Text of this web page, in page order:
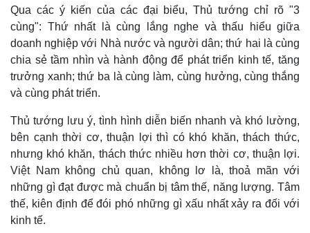
Qua các ý kiến của các đại biểu, Thủ tướng chỉ rõ "3
cùng": Thứ nhất là cùng lắng nghe và thấu hiểu giữa
doanh nghiệp với Nhà nước và người dân; thứ hai là cùng
chia sẻ tầm nhìn và hành động để phát triển kinh tế, tăng
trưởng xanh; thứ ba là cùng làm, cùng hưởng, cùng thắng
và cùng phát triển.
Thủ tướng lưu ý, tình hình diễn biến nhanh và khó lường,
bên cạnh thời cơ, thuận lợi thì có khó khăn, thách thức,
nhưng khó khăn, thách thức nhiều hơn thời cơ, thuận lợi.
Việt Nam không chủ quan, không lơ là, thoả mãn với
những gì đạt được mà chuẩn bị tâm thế, năng lượng. Tâm
thế, kiên định để đói phó những gì xấu nhất xảy ra đối với
kinh tế.